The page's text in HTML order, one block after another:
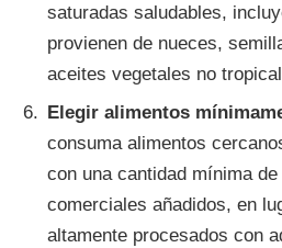
saturadas saludables,
provienen de nueces,
aceites vegetales no
Elegir alimentos
consuma alimentos
con una cantidad mínima
comerciales añadidos, en
altamente procesados con